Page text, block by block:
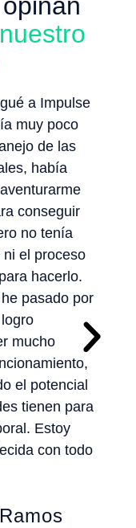
a Impulse
muy poco
de las
había
conseguir
no tenía
ni el proceso
hacerlo.
pasado por
mucho
el potencial
tienen para
Estoy
con todo